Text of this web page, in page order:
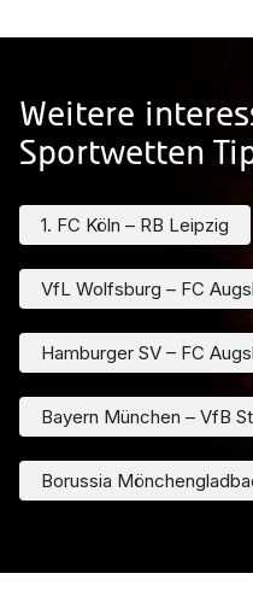
Weitere
Sportwetten
1. FC Köln – RB Leipzig
VfL Wolfsburg – FC
Hamburger SV – FC
Bayern München – VfB
Borussia